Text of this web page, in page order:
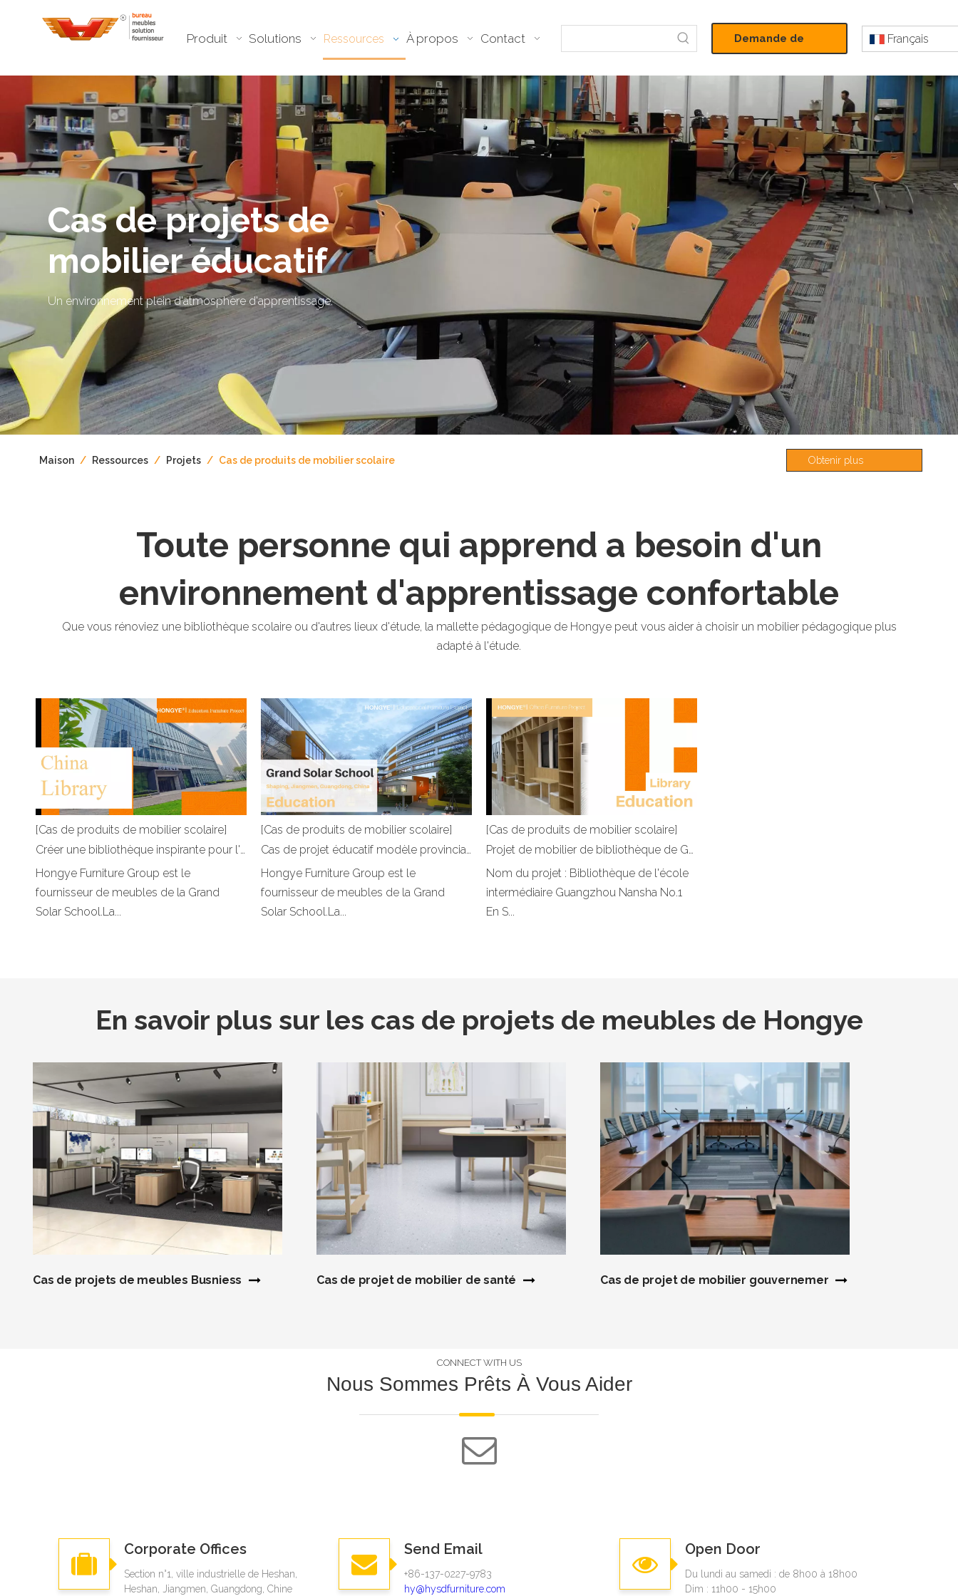
Produit Solutions Ressources À propos Contact Demande de Français
Cas de projets de
mobilier éducatif
Un environnement plein d'atmosphère d'apprentissage.​​​​​​​
Maison / Ressources / Projets / Cas de produits de mobilier scolaire
Obtenir plus
Toute personne qui apprend a besoin d'un
environnement d'apprentissage confortable
Que vous rénoviez une bibliothèque scolaire ou d'autres lieux d'étude, la mallette pédagogique de Hongye peut vous aider à choisir un mobilier pédagogique plus
adapté à l'étude.
[Cas de produits de mobilier scolaire]
Créer une bibliothèque inspirante pour l'école - Bibliothèque du district de Sanshui de la ville de Foshan
Hongye Furniture Group est le
fournisseur de meubles de la Grand
Solar School.La...
[Cas de produits de mobilier scolaire]
Cas de projet éducatif modèle provincial - Accueillez la nouvelle année scolaire comme prévu
Hongye Furniture Group est le
fournisseur de meubles de la Grand
Solar School.La...
[Cas de produits de mobilier scolaire]
Projet de mobilier de bibliothèque de Guangzhou Nansha No.1 Middle School
Nom du projet : Bibliothèque de l'école
intermédiaire Guangzhou Nansha No.1
En S...
En savoir plus sur les cas de projets de meubles de Hongye
Cas de projets de meubles Busniess Cas de projet de mobilier de santé Cas de projet de mobilier gouvernemental
CONNECT WITH US
Nous Sommes Prêts À Vous Aider
Corporate Offices
Section n°1, ville industrielle de Heshan,
Heshan, Jiangmen, Guangdong, Chine
Send Email
+86-137-0227-9783​​​​​​​
hy@hysdfurniture.com
Open Door
Du lundi au samedi : de 8h00 à 18h00
Dim : 11h00 - 15h00